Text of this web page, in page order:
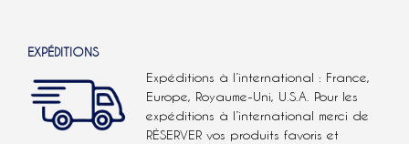
EXPÉDITIONS
Expéditions à l’international : France,
Europe, Royaume-Uni, U.S.A. Pour les
expéditions à l’international merci de
RÉSERVER vos produits favoris et